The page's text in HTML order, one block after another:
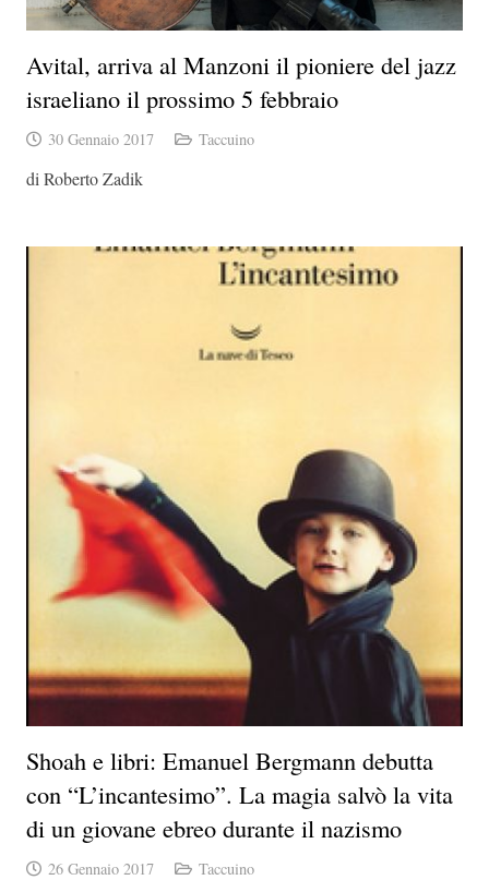
Avital, arriva al Manzoni il pioniere del jazz
israeliano il prossimo 5 febbraio
30 Gennaio 2017 Taccuino
di Roberto Zadik
Shoah e libri: Emanuel Bergmann debutta
con “L’incantesimo”. La magia salvò la vita
di un giovane ebreo durante il nazismo
26 Gennaio 2017 Taccuino